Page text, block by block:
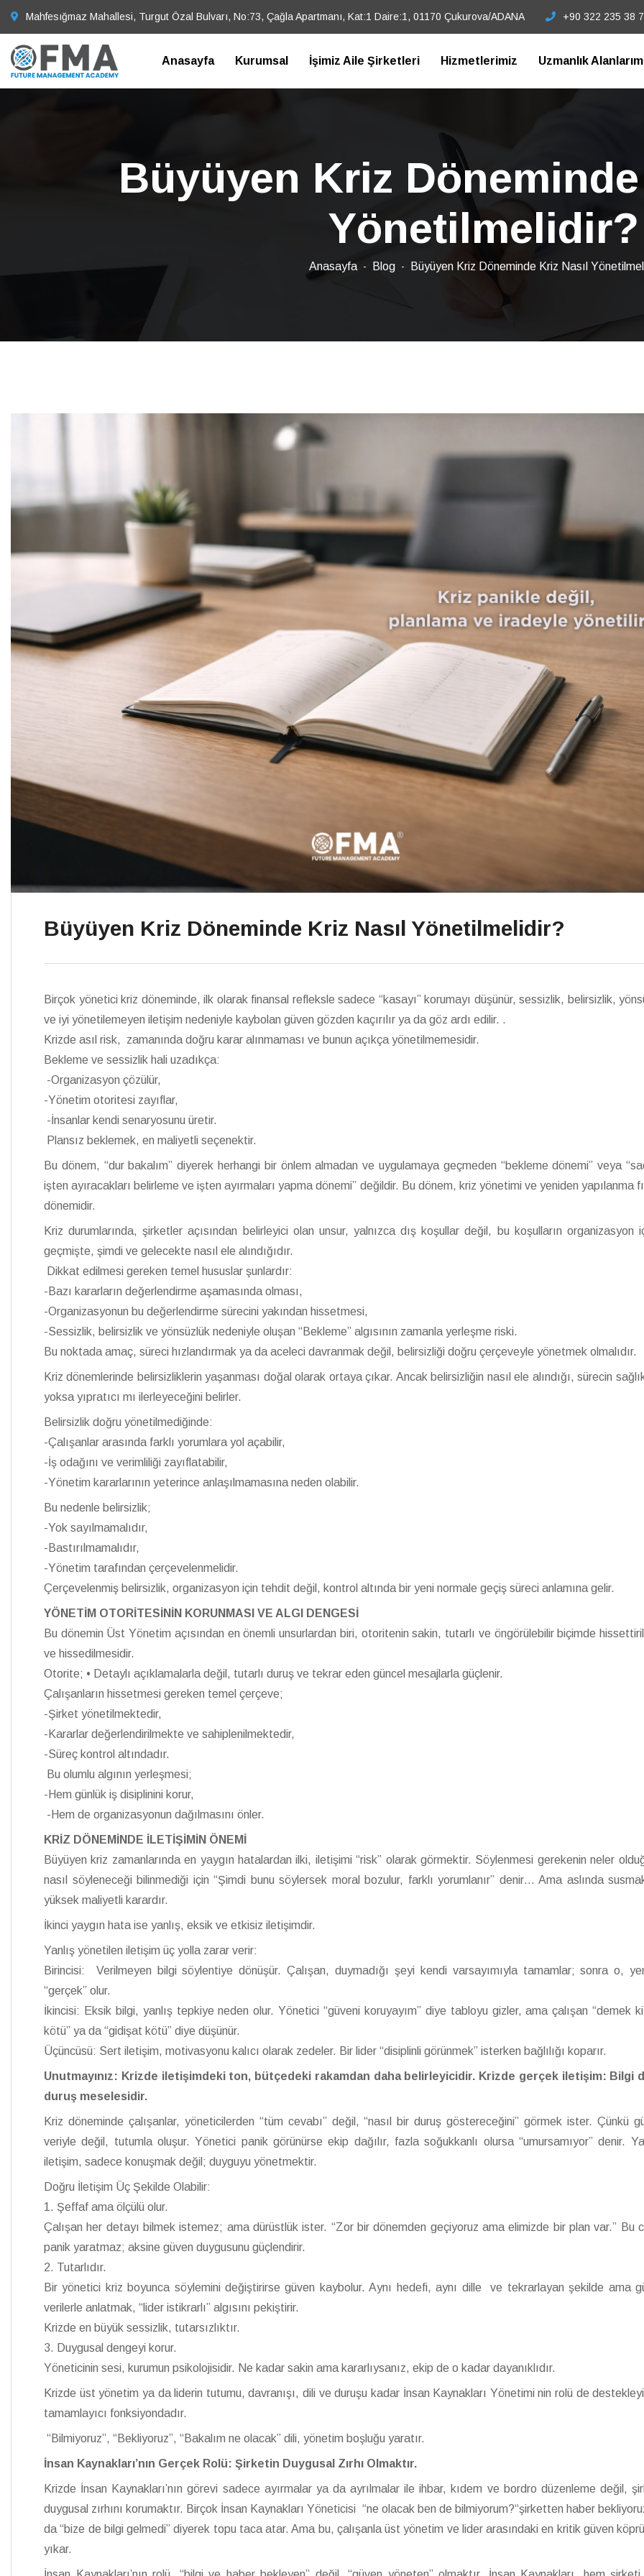
Mahfesığmaz Mahallesi, Turgut Özal Bulvarı, No:73, Çağla Apartmanı, Kat:1 Daire:1, 01170 Çukurova/ADANA +90 322 235 38
Anasayfa Kurumsal İşimiz Aile Şirketleri Hizmetlerimiz Uzmanlık
Büyüyen Kriz Döneminde
Yönetilmelidir?
Anasayfa Blog Büyüyen Kriz Döneminde Kriz Nasıl
Büyüyen Kriz Döneminde Kriz Nasıl Yönetilmelidir?
Birçok yönetici kriz döneminde, ilk olarak finansal refleksle sadece “kasayı” korumayı düşünür, sessizlik, belirsizlik,
ve iyi yönetilemeyen iletişim nedeniyle kaybolan güven gözden kaçırılır ya da göz ardı edilir. .
Krizde asıl risk, zamanında doğru karar alınmaması ve bunun açıkça yönetilmemesidir.
Bekleme ve sessizlik hali uzadıkça:
-Organizasyon çözülür,
-Yönetim otoritesi zayıflar,
-İnsanlar kendi senaryosunu üretir.
Plansız beklemek, en maliyetli seçenektir.
Bu dönem, “dur bakalım” diyerek herhangi bir önlem almadan ve uygulamaya geçmeden “bekleme dönemi” veya
işten ayıracakları belirleme ve işten ayırmaları yapma dönemi” değildir. Bu dönem, kriz yönetimi ve yeniden yapılanma
dönemidir.
Kriz durumlarında, şirketler açısından belirleyici olan unsur, yalnızca dış koşullar değil, bu koşulların organizasyon
geçmişte, şimdi ve gelecekte nasıl ele alındığıdır.
Dikkat edilmesi gereken temel hususlar şunlardır:
-Bazı kararların değerlendirme aşamasında olması,
-Organizasyonun bu değerlendirme sürecini yakından hissetmesi,
-Sessizlik, belirsizlik ve yönsüzlük nedeniyle oluşan “Bekleme” algısının zamanla yerleşme riski.
Bu noktada amaç, süreci hızlandırmak ya da aceleci davranmak değil, belirsizliği doğru çerçeveyle yönetmek olmalıdır.
Kriz dönemlerinde belirsizliklerin yaşanması doğal olarak ortaya çıkar. Ancak belirsizliğin nasıl ele alındığı, sürecin
yoksa yıpratıcı mı ilerleyeceğini belirler.
Belirsizlik doğru yönetilmediğinde:
-Çalışanlar arasında farklı yorumlara yol açabilir,
-İş odağını ve verimliliği zayıflatabilir,
-Yönetim kararlarının yeterince anlaşılmamasına neden olabilir.
Bu nedenle belirsizlik;
-Yok sayılmamalıdır,
-Bastırılmamalıdır,
-Yönetim tarafından çerçevelenmelidir.
Çerçevelenmiş belirsizlik, organizasyon için tehdit değil, kontrol altında bir yeni normale geçiş süreci anlamına gelir.
YÖNETİM OTORİTESİNİN KORUNMASI VE ALGI DENGESİ
Bu dönemin Üst Yönetim açısından en önemli unsurlardan biri, otoritenin sakin, tutarlı ve öngörülebilir biçimde
ve hissedilmesidir.
Otorite; • Detaylı açıklamalarla değil, tutarlı duruş ve tekrar eden güncel mesajlarla güçlenir.
Çalışanların hissetmesi gereken temel çerçeve;
-Şirket yönetilmektedir,
-Kararlar değerlendirilmekte ve sahiplenilmektedir,
-Süreç kontrol altındadır.
Bu olumlu algının yerleşmesi;
-Hem günlük iş disiplinini korur,
-Hem de organizasyonun dağılmasını önler.
KRİZ DÖNEMİNDE İLETİŞİMİN ÖNEMİ
Büyüyen kriz zamanlarında en yaygın hatalardan ilki, iletişimi “risk” olarak görmektir. Söylenmesi gerekenin neler
nasıl söyleneceği bilinmediği için “Şimdi bunu söylersek moral bozulur, farklı yorumlanır” denir… Ama aslında
yüksek maliyetli karardır.
İkinci yaygın hata ise yanlış, eksik ve etkisiz iletişimdir.
Yanlış yönetilen iletişim üç yolla zarar verir:
Birincisi: Verilmeyen bilgi söylentiye dönüşür. Çalışan, duymadığı şeyi kendi varsayımıyla tamamlar; sonra o,
“gerçek” olur.
İkincisi: Eksik bilgi, yanlış tepkiye neden olur. Yönetici “güveni koruyayım” diye tabloyu gizler, ama çalışan “demek
kötü” ya da “gidişat kötü” diye düşünür.
Üçüncüsü: Sert iletişim, motivasyonu kalıcı olarak zedeler. Bir lider “disiplinli görünmek” isterken bağlılığı koparır.
Unutmayınız: Krizde iletişimdeki ton, bütçedeki rakamdan daha belirleyicidir. Krizde gerçek iletişim: Bilgi
duruş meselesidir.
Kriz döneminde çalışanlar, yöneticilerden “tüm cevabı” değil, “nasıl bir duruş göstereceğini” görmek ister. Çünkü
veriyle değil, tutumla oluşur. Yönetici panik görünürse ekip dağılır, fazla soğukkanlı olursa “umursamıyor” denir.
iletişim, sadece konuşmak değil; duyguyu yönetmektir.
Doğru İletişim Üç Şekilde Olabilir:
1. Şeffaf ama ölçülü olur.
Çalışan her detayı bilmek istemez; ama dürüstlük ister. “Zor bir dönemden geçiyoruz ama elimizde bir plan var.” Bu
panik yaratmaz; aksine güven duygusunu güçlendirir.
2. Tutarlıdır.
Bir yönetici kriz boyunca söylemini değiştirirse güven kaybolur. Aynı hedefi, aynı dille ve tekrarlayan şekilde ama
verilerle anlatmak, “lider istikrarlı” algısını pekiştirir.
Krizde en büyük sessizlik, tutarsızlıktır.
3. Duygusal dengeyi korur.
Yöneticinin sesi, kurumun psikolojisidir. Ne kadar sakin ama kararlıysanız, ekip de o kadar dayanıklıdır.
Krizde üst yönetim ya da liderin tutumu, davranışı, dili ve duruşu kadar İnsan Kaynakları Yönetimi nin rolü de
tamamlayıcı fonksiyondadır.
“Bilmiyoruz”, “Bekliyoruz”, “Bakalım ne olacak” dili, yönetim boşluğu yaratır.
İnsan Kaynakları’nın Gerçek Rolü: Şirketin Duygusal Zırhı Olmaktır.
Krizde İnsan Kaynakları’nın görevi sadece ayırmalar ya da ayrılmalar ile ihbar, kıdem ve bordro düzenleme değil,
duygusal zırhını korumaktır. Birçok İnsan Kaynakları Yöneticisi “ne olacak ben de bilmiyorum?“şirketten haber
da “bize de bilgi gelmedi” diyerek topu taca atar. Ama bu, çalışanla üst yönetim ve lider arasındaki en kritik güven
yıkar.